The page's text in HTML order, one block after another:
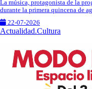
La música, protagonista de la
durante la primera quincena de
22-07-2026
Actualidad.Cultura